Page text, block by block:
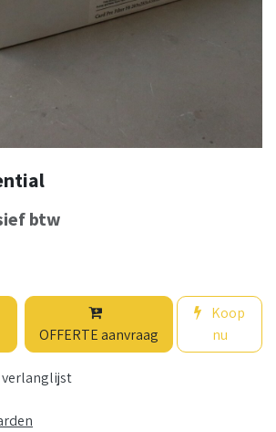
btw
OFFERTE aanvraag
Koop
nu
verlanglijst